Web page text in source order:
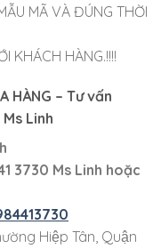
MÃ VÀ ĐÚNG THỜI
KHÁCH HÀNG.!!!!
HÀNG – Tư vấn
Linh
3730 Ms Linh hoặc
Hiệp Tân, Quận